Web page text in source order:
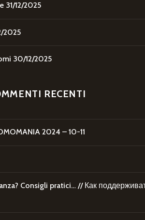
31/12/2025
2025
30/12/2025
RECENTI
2024 – 10-11
Consigli pratici… // Как